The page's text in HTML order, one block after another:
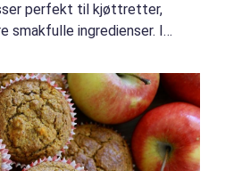
perfekt til kjøttretter,
smakfulle ingredienser. I
saus, inkludert...